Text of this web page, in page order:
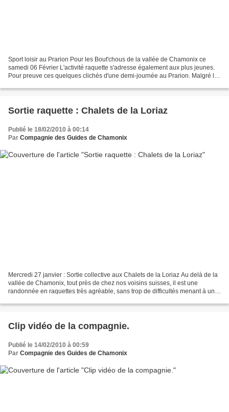
Sport loisir au Prarion Pour les Bout'chous de la vallée de Chamonix ce
samedi 06 Février L'activité raquette s'adresse également aux plus jeunes.
Pour preuve ces quelques clichés d'une demi-journée au Prarion. Malgré les
Sortie raquette : Chalets de la Loriaz
Publié le 18/02/2010 à 00:14
Par Compagnie des Guides de Chamonix
Mercredi 27 janvier : Sortie collective aux Chalets de la Loriaz Au delà de la
vallée de Chamonix, tout près de chez nos voisins suisses, il est une
randonnée en raquettes très agréable, sans trop de difficultés menant à un
Clip vidéo de la compagnie.
Publié le 14/02/2010 à 00:59
Par Compagnie des Guides de Chamonix